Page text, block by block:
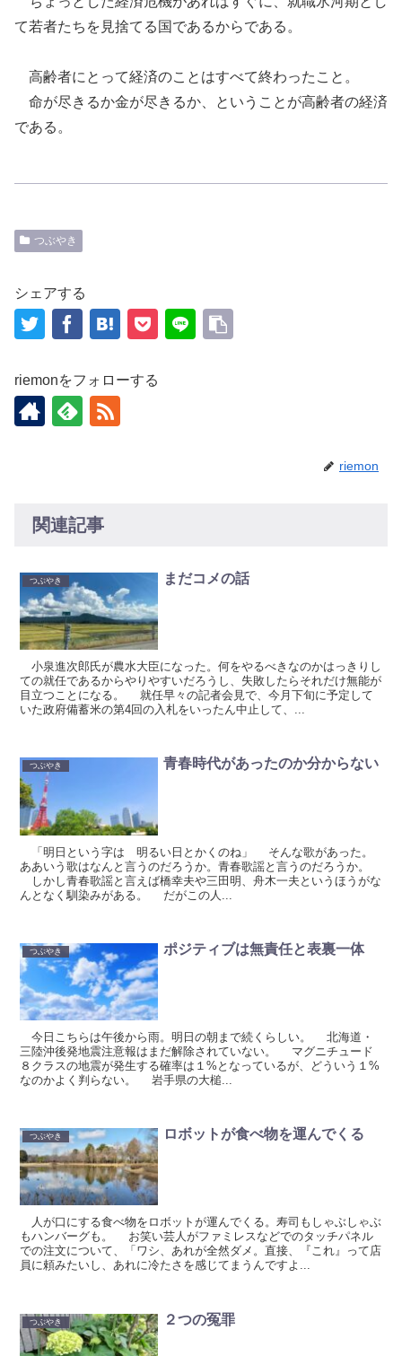
て若者たちを見捨てる国であるからである。
高齢者にとって経済のことはすべて終わったこと。
命が尽きるか金が尽きるか 、ということが高齢者の経済
である。
つぶやき
シェアする
riemonをフォローする
riemon
関連記事
つぶやき まだコメの話
小泉進次郎氏が農水大臣になった。何をやるべきなのかはっきりし
ての就任であるからやりやすいだろうし、失敗したらそれだけ無能が
目立つことになる。 就任早々の記者会見で、今月下旬に予定して
いた政府備蓄米の第4回の入札をいったん中止して、...
つぶやき 青春時代があったのか分からない
「明日という字は 明るい日とかくのね」 そんな歌があった。
ああいう歌はなんと言うのだろうか。青春歌謡と言うのだろうか。
しかし青春歌謡と言えば橋幸夫や三田明、舟木一夫というほうがな
んとなく馴染みがある。 だがこの人...
つぶやき ポジティブは無責任と表裏一体
今日こちらは午後から雨。明日の朝まで続くらしい。 北海道・
三陸沖後発地震注意報はまだ解除されていない。 マグニチュード
８クラスの地震が発生する確率は１%となっているが、どういう１%
なのかよく判らない。 岩手県の大槌...
つぶやき ロボットが食べ物を運んでくる
人が口にする食べ物をロボットが運んでくる。寿司もしゃぶしゃぶ
もハンバーグも。 お笑い芸人がファミレスなどでのタッチパネル
での注文について、「ワシ、あれが全然ダメ。直接、『これ』って店
員に頼みたいし、あれに冷たさを感じてまうんですよ...
つぶやき ２つの冤罪